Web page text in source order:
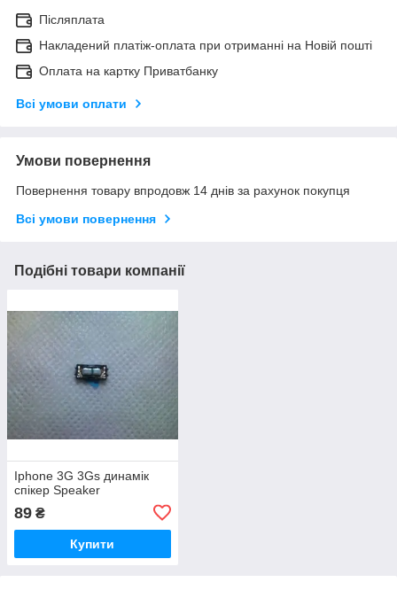
Післяплата
Накладений платіж-оплата при отриманні на Новій пошті
Оплата на картку Приватбанку
Всі умови оплати
Умови повернення
Повернення товару впродовж 14 днів за рахунок покупця
Всі умови повернення
Подібні товари компанії
Iphone 3G 3Gs динамік
спікер Speaker
89 ₴
Купити